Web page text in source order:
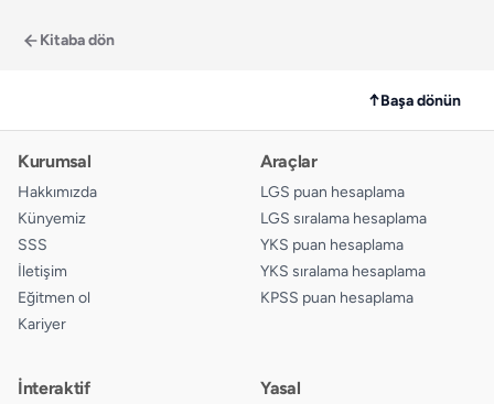
Kitaba dön
↑Başa dönün
Kurumsal
Hakkımızda
Künyemiz
SSS
İletişim
Eğitmen ol
Kariyer
Araçlar
LGS puan hesaplama
LGS sıralama hesaplama
YKS puan hesaplama
YKS sıralama hesaplama
KPSS puan hesaplama
İnteraktif Yasal